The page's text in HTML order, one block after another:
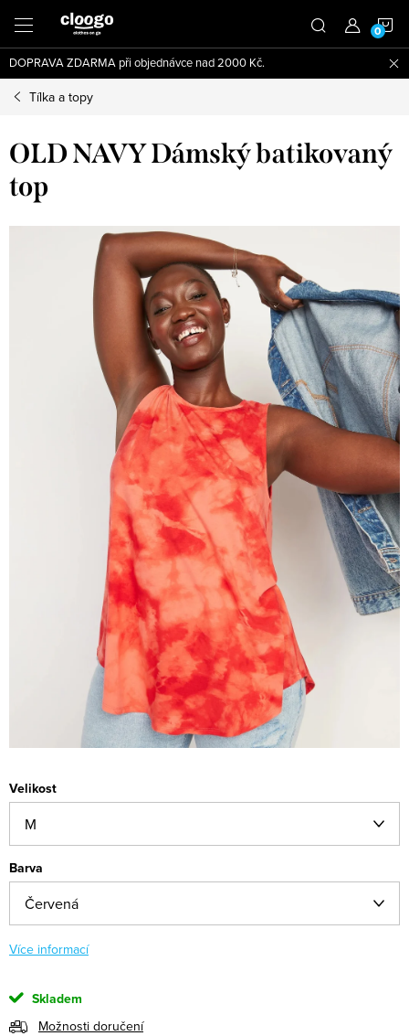
obsah
DOPRAVA ZDARMA při objednávce nad 2000 Kč.
Tílka a topy
OLD NAVY Dámský batikovaný
top
Velikost
Barva
Více informací
Skladem
Možnosti doručení